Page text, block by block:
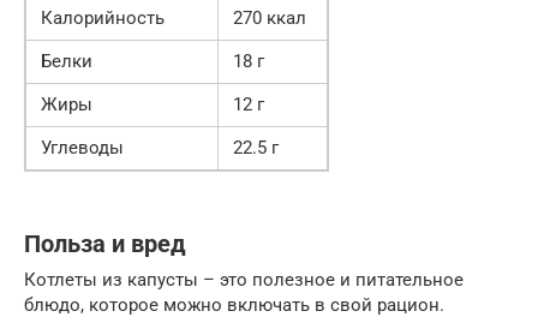
Калорийность
270 ккал
Белки
18 г
Жиры
12 г
Углеводы
22.5 г
Польза и вред
Котлеты из капусты – это полезное и питательное
блюдо, которое можно включать в свой рацион.